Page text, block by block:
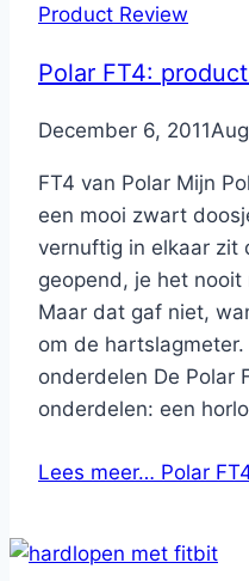
Product Review
Polar FT4:
ByNicole
December 6, 2011
FT4 van Polar Mijn
een mooi zwart
vernuftig in elkaar zit
geopend, je het
Maar dat gaf niet,
om de hartslagmeter.
onderdelen De Polar
onderdelen: een
Lees meer… Polar